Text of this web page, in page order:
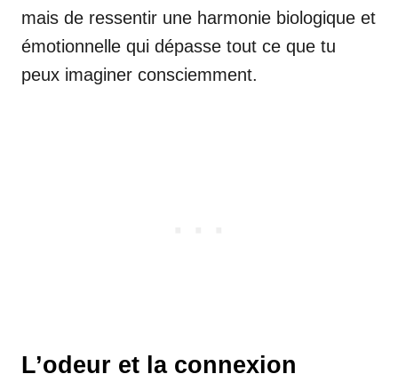
mais de ressentir une harmonie biologique et
émotionnelle qui dépasse tout ce que tu
peux imaginer consciemment.
L’odeur et la connexion